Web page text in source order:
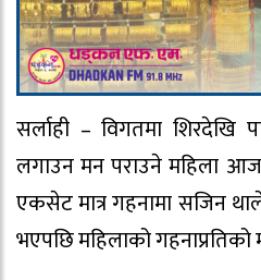
सर्लाही – विगतमा शिरदेखि
लगाउन मन पराउने महिला
एकसेट मात्र गहनामा सजिन
भएपछि महिलाको गहनाप्रतिको